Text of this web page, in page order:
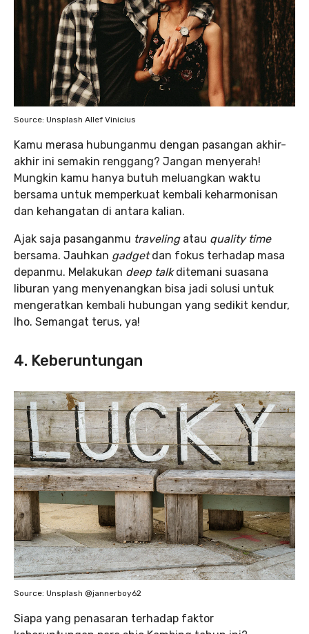
Source: Unsplash Allef Vinicius
Kamu merasa hubunganmu dengan pasangan akhir-
akhir ini semakin renggang? Jangan menyerah!
Mungkin kamu hanya butuh meluangkan waktu
bersama untuk memperkuat kembali keharmonisan
dan kehangatan di antara kalian.
Ajak saja pasanganmu traveling atau quality time
bersama. Jauhkan gadgetdan fokus terhadap masa
depanmu. Melakukan deep talkditemani suasana
liburan yang menyenangkan bisa jadi solusi untuk
mengeratkan kembali hubungan yang sedikit kendur,
lho. Semangat terus, ya!
4. Keberuntungan
Source: Unsplash @jannerboy62
Siapa yang penasaran terhadap faktor